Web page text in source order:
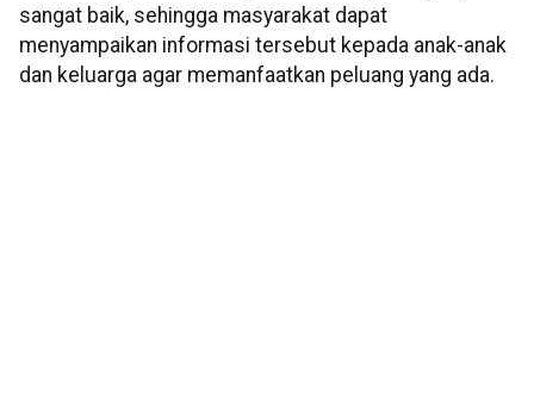
sangat baik, sehingga masyarakat dapat
menyampaikan informasi tersebut kepada anak-anak
dan keluarga agar memanfaatkan peluang yang ada.